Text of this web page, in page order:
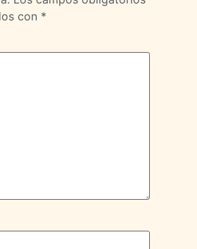
con *